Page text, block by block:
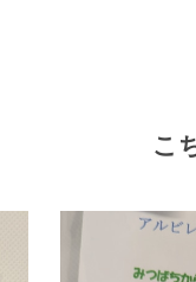
こ